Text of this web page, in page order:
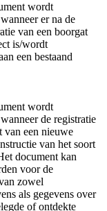
wordt
er na de
van een boorgat
is/wordt
een bestaand
wordt
de registratie
van een nieuwe
van het soort
document kan
voor de
zowel
als gegevens over
of ontdekte